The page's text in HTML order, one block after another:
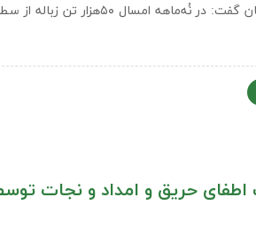
معاون خدمات شهری شهرداری رفسنجان گفت: در نُه‌ماهه امسال
از ۱۳۰۰ عملیات اطفای حریق و امداد و نجات